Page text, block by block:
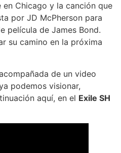
Chicago y la canción que
por JD McPherson para
película de James Bond.
su camino en la próxima
de un video
podemos visionar,
aquí, en el Exile SH